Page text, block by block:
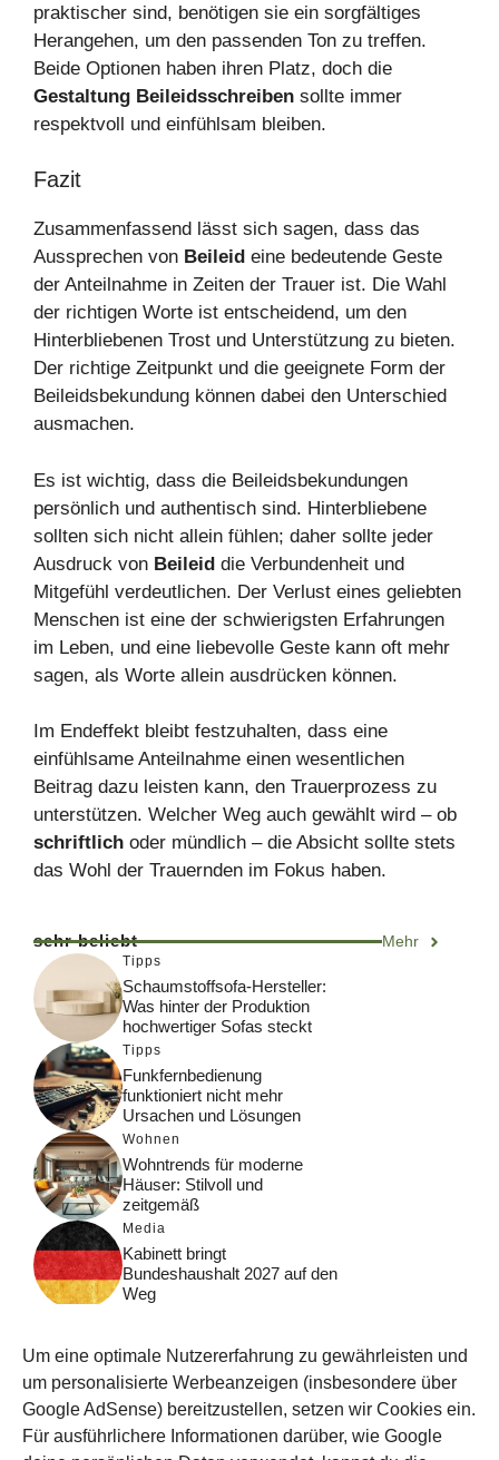
Um eine optimale Nutzererfahrung zu gewährleisten und
um personalisierte Werbeanzeigen (insbesondere über
Google AdSense) bereitzustellen, setzen wir Cookies ein.
Für ausführlichere Informationen darüber, wie Google
praktischer sind, benötigen sie ein sorgfältiges
Herangehen, um den passenden Ton zu treffen.
Beide Optionen haben ihren Platz, doch die
Gestaltung Beileidsschreiben sollte immer
respektvoll und einfühlsam bleiben.
Fazit
Zusammenfassend lässt sich sagen, dass das
Aussprechen von Beileid eine bedeutende Geste
der Anteilnahme in Zeiten der Trauer ist. Die Wahl
der richtigen Worte ist entscheidend, um den
Hinterbliebenen Trost und Unterstützung zu bieten.
Der richtige Zeitpunkt und die geeignete Form der
Beileidsbekundung können dabei den Unterschied
ausmachen.
Es ist wichtig, dass die Beileidsbekundungen
persönlich und authentisch sind. Hinterbliebene
sollten sich nicht allein fühlen; daher sollte jeder
Ausdruck von Beileid die Verbundenheit und
Mitgefühl verdeutlichen. Der Verlust eines geliebten
Menschen ist eine der schwierigsten Erfahrungen
im Leben, und eine liebevolle Geste kann oft mehr
sagen, als Worte allein ausdrücken können.
Im Endeffekt bleibt festzuhalten, dass eine
einfühlsame Anteilnahme einen wesentlichen
Beitrag dazu leisten kann, den Trauerprozess zu
unterstützen. Welcher Weg auch gewählt wird – ob
schriftlich oder mündlich – die Absicht sollte stets
das Wohl der Trauernden im Fokus haben.
sehr beliebt Mehr
Tipps
Schaumstoffsofa-Hersteller:
Was hinter der Produktion
hochwertiger Sofas steckt
Tipps
Funkfernbedienung
funktioniert nicht mehr
Ursachen und Lösungen
Wohnen
Wohntrends für moderne
Häuser: Stilvoll und
zeitgemäß
Media
Kabinett bringt
Bundeshaushalt 2027 auf den
Weg
Funktionsweise, Prozesse
und Rankinglogik
Computer
Wieso habe ich im moment